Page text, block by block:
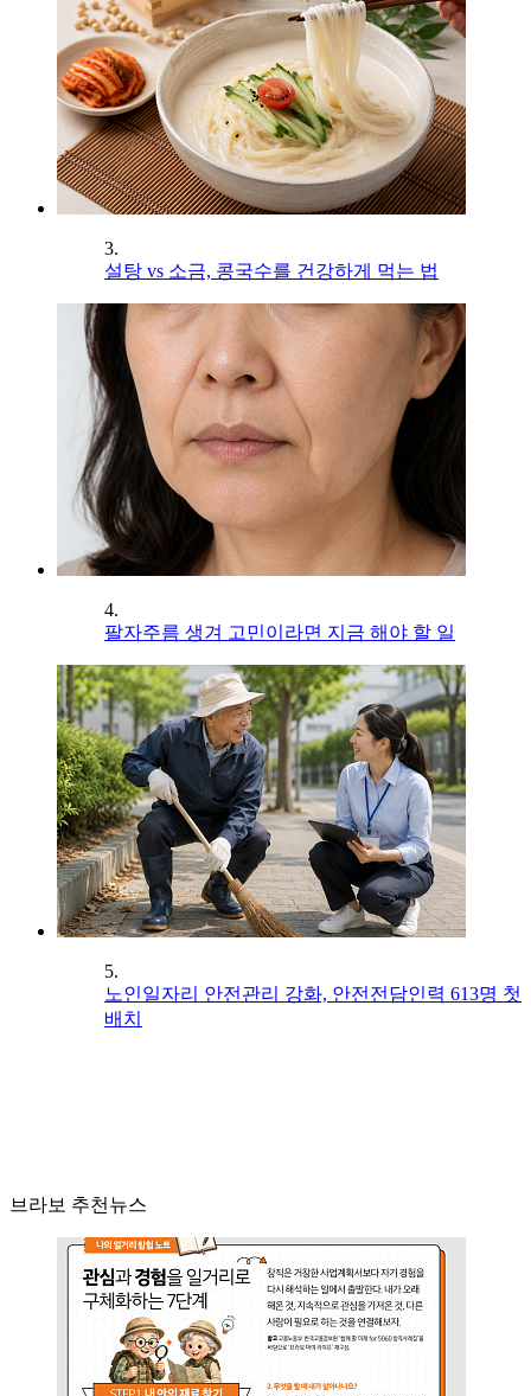
3.
설탕 vs 소금, 콩국수를 건강하게 먹는 법
4.
팔자주름 생겨 고민이라면 지금 해야 할 일
5.
노인일자리 안전관리 강화, 안전전담인력 613명 첫
배치
브라보 추천뉴스